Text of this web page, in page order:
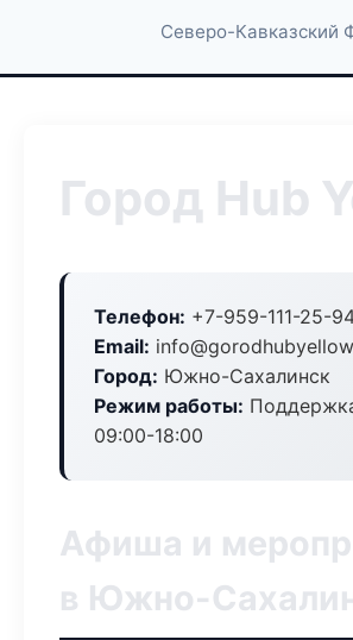
Северо-Кавказский
Город Hub
Телефон: +7-959-111-25-
Email:
Город: Южно-Сахалинск
Режим работы:
09:00-18:00
Афиша и
в Южно-